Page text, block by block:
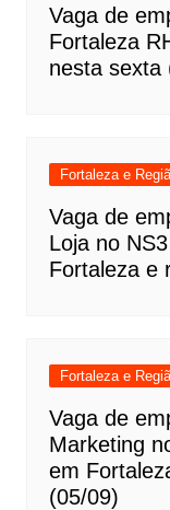
Vaga de
Fortaleza
nesta sexta
Fortaleza e
Vaga de
Loja no
Fortaleza e
Fortaleza e
Vaga de
Marketing
em
(05/09)